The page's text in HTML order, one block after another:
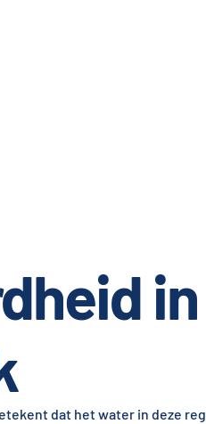
in
dat het water in deze